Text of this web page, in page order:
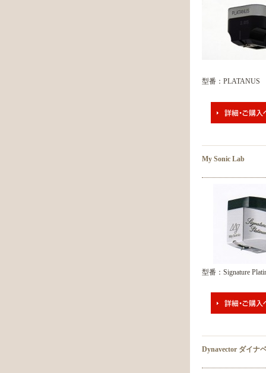
型番：PLATANUS
My Sonic Lab
型番：Signature
Dynavector ダイナ